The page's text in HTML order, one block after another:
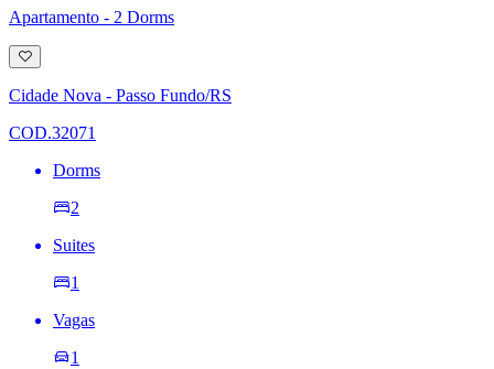
Apartamento - 2 Dorms
Adicionar
à
lista
de
Cidade Nova - Passo Fundo/RS
COD.32071
Dorms
2
Suites
1
Vagas
1